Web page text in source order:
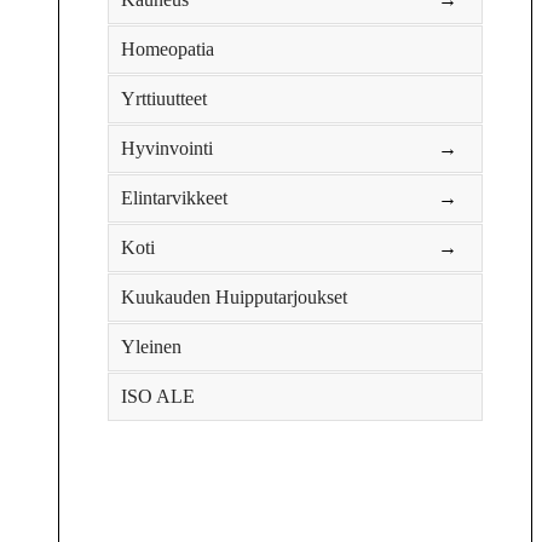
Homeopatia
Yrttiuutteet
Hyvinvointi →
Elintarvikkeet →
Koti →
Kuukauden Huipputarjoukset
Yleinen
ISO ALE